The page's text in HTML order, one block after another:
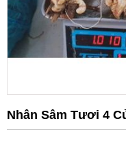
Nhân Sâm Tươi 4